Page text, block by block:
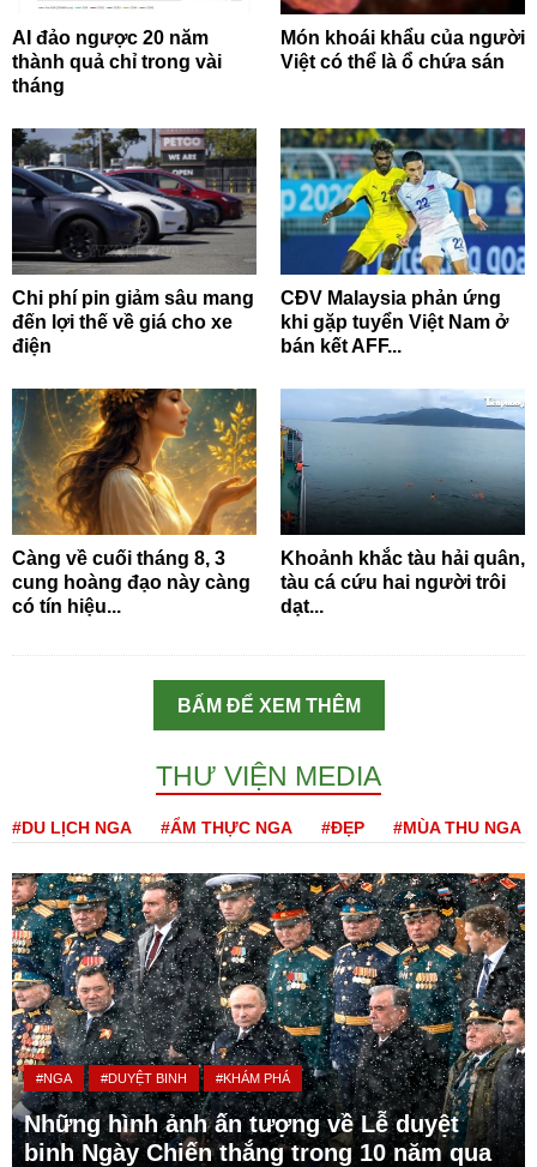
AI đảo ngược 20 năm
thành quả chỉ trong vài
tháng
Món khoái khẩu của người
Việt có thể là ổ chứa sán
Chi phí pin giảm sâu mang
đến lợi thế về giá cho xe
điện
CĐV Malaysia phản ứng
khi gặp tuyển Việt Nam ở
bán kết AFF...
Càng về cuối tháng 8, 3
cung hoàng đạo này càng
có tín hiệu...
Khoảnh khắc tàu hải quân,
tàu cá cứu hai người trôi
dạt...
BẤM ĐỂ XEM THÊM
THƯ VIỆN MEDIA
#DU LỊCH NGA #ẨM THỰC NGA #ĐẸP #MÙA THU NGA
#NGA #DUYỆT BINH #KHÁM PHÁ
Những hình ảnh ấn tượng về Lễ duyệt
binh Ngày Chiến thắng trong 10 năm qua